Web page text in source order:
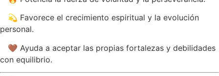
💫 Favorece el crecimiento espiritual y la evolución
personal.
🤎 Ayuda a aceptar las propias fortalezas y debilidades
con equilibrio.